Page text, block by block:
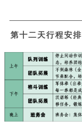
第十二天行程安排